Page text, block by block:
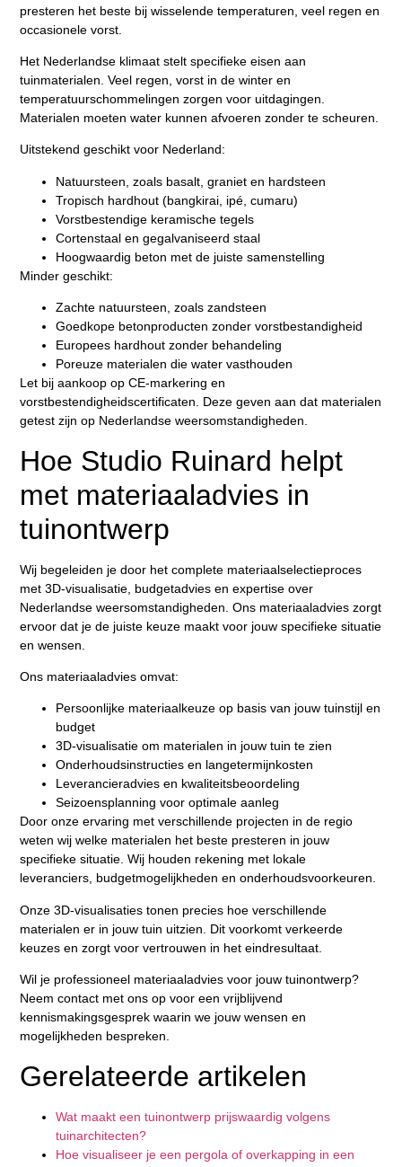
presteren het beste bij wisselende temperaturen, veel regen en
occasionele vorst.
Het Nederlandse klimaat stelt specifieke eisen aan
tuinmaterialen. Veel regen, vorst in de winter en
temperatuurschommelingen zorgen voor uitdagingen.
Materialen moeten water kunnen afvoeren zonder te scheuren.
Uitstekend geschikt voor Nederland:
Natuursteen, zoals basalt, graniet en hardsteen
Tropisch hardhout (bangkirai, ipé, cumaru)
Vorstbestendige keramische tegels
Cortenstaal en gegalvaniseerd staal
Hoogwaardig beton met de juiste samenstelling
Minder geschikt:
Zachte natuursteen, zoals zandsteen
Goedkope betonproducten zonder vorstbestandigheid
Europees hardhout zonder behandeling
Poreuze materialen die water vasthouden
Let bij aankoop op CE-markering en
vorstbestendigheidscertificaten. Deze geven aan dat materialen
getest zijn op Nederlandse weersomstandigheden.
Hoe Studio Ruinard helpt
met materiaaladvies in
tuinontwerp
Wij begeleiden je door het complete materiaalselectieproces
met 3D-visualisatie, budgetadvies en expertise over
Nederlandse weersomstandigheden . Ons materiaaladvies zorgt
ervoor dat je de juiste keuze maakt voor jouw specifieke situatie
en wensen.
Ons materiaaladvies omvat:
Persoonlijke materiaalkeuze op basis van jouw tuinstijl en
budget
3D-visualisatie om materialen in jouw tuin te zien
Onderhoudsinstructies en langetermijnkosten
Leverancieradvies en kwaliteitsbeoordeling
Seizoensplanning voor optimale aanleg
Door onze ervaring met verschillende projecten in de regio
weten wij welke materialen het beste presteren in jouw
specifieke situatie. Wij houden rekening met lokale
leveranciers, budgetmogelijkheden en onderhoudsvoorkeuren.
Onze 3D-visualisaties tonen precies hoe verschillende
materialen er in jouw tuin uitzien. Dit voorkomt verkeerde
keuzes en zorgt voor vertrouwen in het eindresultaat.
Wil je professioneel materiaaladvies voor jouw tuinontwerp?
Neem contact met ons op voor een vrijblijvend
kennismakingsgesprek waarin we jouw wensen en
mogelijkheden bespreken.
Gerelateerde artikelen
Wat maakt een tuinontwerp prijswaardig volgens
tuinarchitecten?
Hoe visualiseer je een pergola of overkapping in een